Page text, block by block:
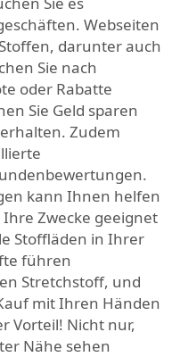
Webseiten
darunter auch
Sie nach
oder Rabatte
Sie Geld sparen
Zudem
kann Ihnen helfen
Zwecke geeignet
Stoffläden in Ihrer
führen
Stretchstoff, und
mit Ihren Händen
Vorteil! Nicht nur,
Nähe sehen